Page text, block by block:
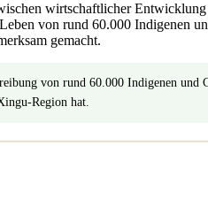
wirtschaftlicher
von rund 60.000 Indigenen
gemacht.
von rund 60.000 Indigenen und
Region hat.